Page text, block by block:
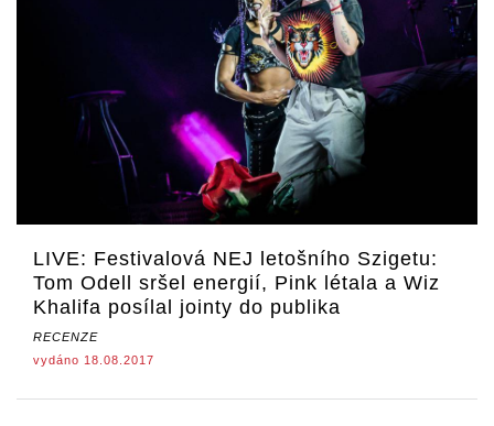
LIVE: Festivalová NEJ letošního Szigetu:
Tom Odell sršel energií, Pink létala a Wiz
Khalifa posílal jointy do publika
RECENZE
vydáno 18.08.2017